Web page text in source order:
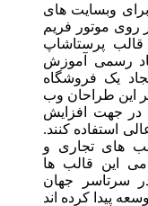
وبسایت های
روی موتور فریم
پرستاشاپ
رسمی آموزش
یک فروشگاه
این طراحان وب
در جهت افزایش
استفاده کنند.
های تجاری و
این قالب ها
سرتاسر جهان